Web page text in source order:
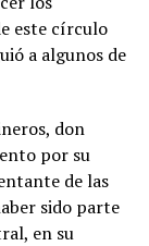
este círculo
a algunos de
don
por su
de las
sido parte
en su